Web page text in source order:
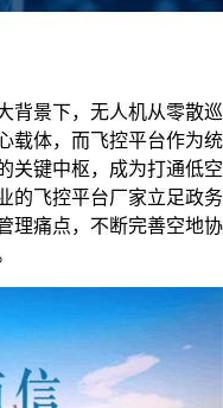
背景下，无人机从零散巡
载体，而飞控平台作为统
关键中枢，成为打通低空
的飞控平台厂家立足政务
理痛点，不断完善空地协